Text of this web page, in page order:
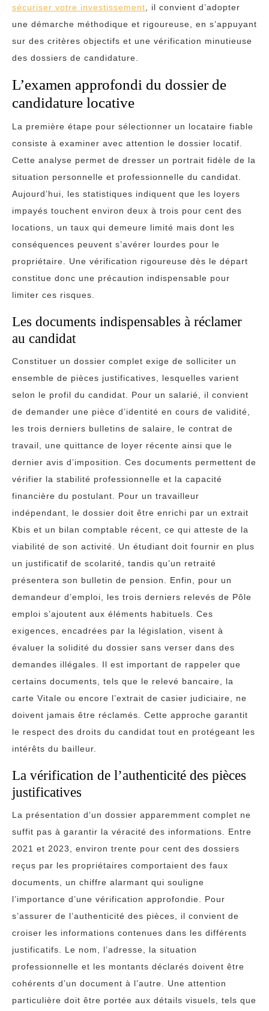
sécuriser votre investissement , il convient d’adopter
une démarche méthodique et rigoureuse, en s’appuyant
sur des critères objectifs et une vérification minutieuse
des dossiers de candidature.
L’examen approfondi du dossier de
candidature locative
La première étape pour sélectionner un locataire fiable
consiste à examiner avec attention le dossier locatif.
Cette analyse permet de dresser un portrait fidèle de la
situation personnelle et professionnelle du candidat.
Aujourd’hui, les statistiques indiquent que les loyers
impayés touchent environ deux à trois pour cent des
locations, un taux qui demeure limité mais dont les
conséquences peuvent s’avérer lourdes pour le
propriétaire. Une vérification rigoureuse dès le départ
constitue donc une précaution indispensable pour
limiter ces risques.
Les documents indispensables à réclamer
au candidat
Constituer un dossier complet exige de solliciter un
ensemble de pièces justificatives, lesquelles varient
selon le profil du candidat. Pour un salarié, il convient
de demander une pièce d’identité en cours de validité,
les trois derniers bulletins de salaire, le contrat de
travail, une quittance de loyer récente ainsi que le
dernier avis d’imposition. Ces documents permettent de
vérifier la stabilité professionnelle et la capacité
financière du postulant. Pour un travailleur
indépendant, le dossier doit être enrichi par un extrait
Kbis et un bilan comptable récent, ce qui atteste de la
viabilité de son activité. Un étudiant doit fournir en plus
un justificatif de scolarité, tandis qu’un retraité
présentera son bulletin de pension. Enfin, pour un
demandeur d’emploi, les trois derniers relevés de Pôle
emploi s’ajoutent aux éléments habituels. Ces
exigences, encadrées par la législation, visent à
évaluer la solidité du dossier sans verser dans des
demandes illégales. Il est important de rappeler que
certains documents, tels que le relevé bancaire, la
carte Vitale ou encore l’extrait de casier judiciaire, ne
doivent jamais être réclamés. Cette approche garantit
le respect des droits du candidat tout en protégeant les
intérêts du bailleur.
La vérification de l’authenticité des pièces
justificatives
La présentation d’un dossier apparemment complet ne
suffit pas à garantir la véracité des informations. Entre
2021 et 2023, environ trente pour cent des dossiers
reçus par les propriétaires comportaient des faux
documents, un chiffre alarmant qui souligne
l’importance d’une vérification approfondie. Pour
s’assurer de l’authenticité des pièces, il convient de
croiser les informations contenues dans les différents
justificatifs. Le nom, l’adresse, la situation
professionnelle et les montants déclarés doivent être
cohérents d’un document à l’autre. Une attention
particulière doit être portée aux détails visuels, tels que